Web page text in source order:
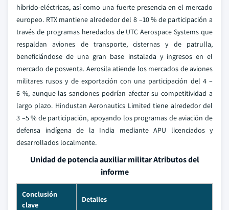
híbrido-eléctricas, así como una fuerte presencia en el mercado
europeo. RTX mantiene alrededor del 8 –10 % de participación a
través de programas heredados de UTC Aerospace Systems que
respaldan aviones de transporte, cisternas y de patrulla,
beneficiándose de una gran base instalada y ingresos en el
mercado de posventa. Aerosila atiende los mercados de aviones
militares rusos y de exportación con una participación del 4 –
6 %, aunque las sanciones podrían afectar su competitividad a
largo plazo. Hindustan Aeronautics Limited tiene alrededor del
3 –5 % de participación, apoyando los programas de aviación de
defensa indígena de la India mediante APU licenciados y
desarrollados localmente.
Unidad de potencia auxiliar militar Atributos del
informe
Conclusión
clave
Detalles